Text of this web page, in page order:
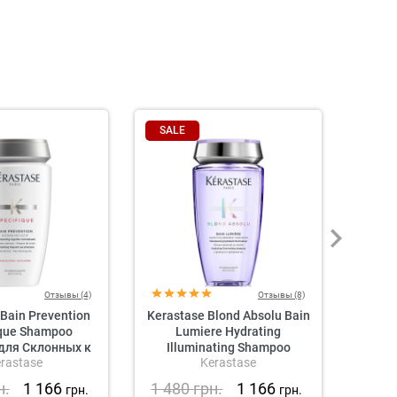
Отзывы (4)
Prevention
Shampoo
Склонных к
Волос
1 166 грн.
SALE
Отзывы (8)
Kerastase Blond Absolu Bain
Lumiere Hydrating
Illuminating Shampoo
Увлажняющий шампунь
Kerastase
1 480грн. 1 166 грн.